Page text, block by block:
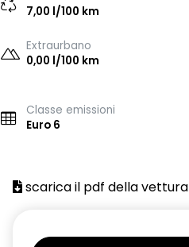
7,00 l/100 km
Extraurbano
0,00 l/100 km
Classe emissioni
Euro 6
scarica il pdf della vettura